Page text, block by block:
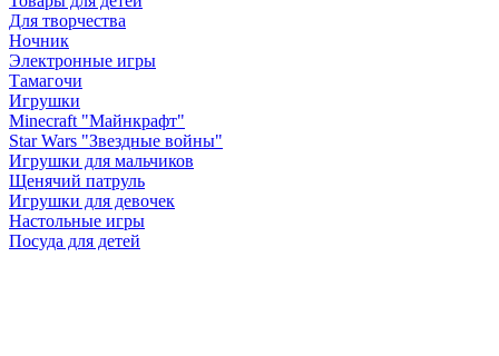
Для творчества
Ночник
Электронные игры
Тамагочи
Игрушки
Minecraft "Майнкрафт"
Star Wars "Звездные войны"
Игрушки для мальчиков
Щенячий патруль
Игрушки для девочек
Настольные игры
Посуда для детей